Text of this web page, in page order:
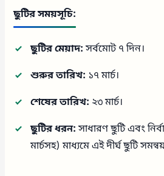
ছুটির সময়সূচি:
ছুটির মেয়াদ:সর্বমোট ৭ দিন।
শুরুর তারিখ: ১৭ মার্চ।
শেষের তারিখ: ২৩ মার্চ।
ছুটির ধরন:সাধারণ ছুটি এবং
মার্চসহ) মাধ্যমে এই দীর্ঘ ছুটি